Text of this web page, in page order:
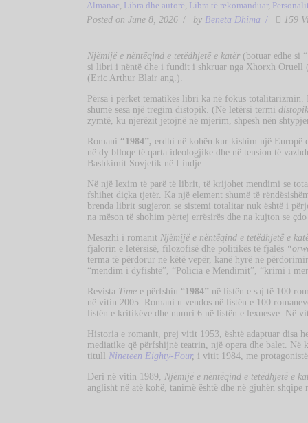
Almanac, Libra dhe autorë, Libra të rekomanduar,
Posted on June 8, 2026 by Beneta Dhima 159
Njëmijë e nëntëqind e tetëdhjetë e katër (botuar edhe si “
si libri i nëntë dhe i fundit i shkruar nga Xhorxh
(Eric Arthur Blair ang.).
Përsa i përket tematikës libri ka në fokus
shumë sesa një tregim distopik. (Në letërsi termi
zymtë, ku njerëzit jetojnë në mjerim, shpesh nën
Romani “1984”, erdhi në kohën kur kishim një Europë
në dy blloqe të qarta ideologjike dhe në tension të
Bashkimit Sovjetik në Lindje.
Në një lexim të parë të librit, të krijohet mendimi se
fshihet diçka tjetër. Ka një element shumë të
brenda librit sugjeron se sistemi totalitar nuk është i
na mëson të shohim përtej errësirës dhe na kujton se
Mesazhi i romanit Njëmijë e nëntëqind e tetëdhjetë e
fjalorin e letërsisë, filozofisë dhe politikës të fjalës
terma të përdorur në këtë vepër, kanë hyrë në
“mendim i dyfishtë”, “Policia e Mendimit”, “krimi i
Revista Time e përfshiu “1984” në listën e saj të 100
në vitin 2005. Romani u vendos në listën e 100
listën e kritikëve dhe numri 6 në listën e lexuesve. Në
Historia e romanit, prej vitit 1953, është adaptuar disa
mediatike që përfshijnë teatrin, një opera dhe balet.
titull Nineteen Eighty-Four, i vitit 1984, me
Deri në vitin 1989, Njëmijë e nëntëqind e tetëdhjetë e
anglisht në atë kohë, tanimë është dhe në gjuhën shqipe